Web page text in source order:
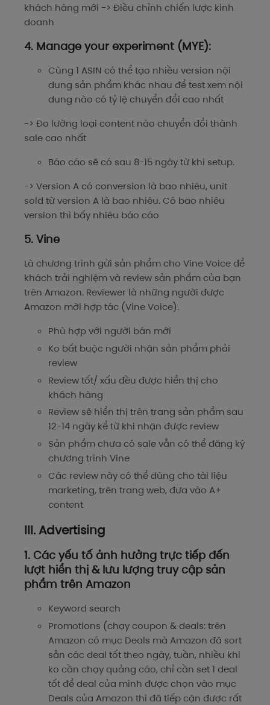
khách hàng mới -> Điều chỉnh chiến lược kinh
doanh
4. Manage your experiment (MYE):
Cùng 1 ASIN có thể tạo nhiều version nội
dung sản phẩm khác nhau để test xem nội
dung nào có tỷ lệ chuyển đổi cao nhất
-> Đo lường loại content nào chuyển đổi thành
sale cao nhất
Báo cáo sẽ có sau 8-15 ngày từ khi setup.
-> Version A có conversion là bao nhiêu, unit
sold từ version A là bao nhiêu. Có bao nhiêu
version thì bấy nhiêu báo cáo
5. Vine
Là chương trình gửi sản phẩm cho Vine Voice để
khách trải nghiệm và review sản phẩm của bạn
trên Amazon. Reviewer là những người được
Amazon mời hợp tác (Vine Voice).
Phù hợp với người bán mới
Ko bắt buộc người nhận sản phẩm phải
review
Review tốt/ xấu đều được hiển thị cho
khách hàng
Review sẽ hiển thị trên trang sản phẩm sau
12-14 ngày kể từ khi nhận được review
Sản phẩm chưa có sale vẫn có thể đăng ký
chương trình Vine
Các review này có thể dùng cho tài liệu
marketing, trên trang web, đưa vào A+
content
III. Advertising
1. Các yếu tố ảnh hưởng trực tiếp đến
lượt hiển thị & lưu lượng truy cập sản
phẩm trên Amazon
Keyword search
Promotions (chạy coupon & deals: trên
Amazon có mục Deals mà Amazon đã sort
sẵn các deal tốt theo ngày, tuần, nhiều khi
ko cần chạy quảng cáo, chỉ cần set 1 deal
tốt để deal của mình được chọn vào mục
Deals của Amazon thì đã tiếp cận được rất